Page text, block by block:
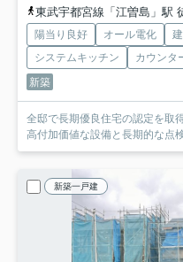
東武宇都宮線「江曽島」駅
陽当り良好 オール電化
システムキッチン
カウンタ
新築
全邸で長期優良住宅の認定を取
高付加価値な設備と長期的な点
新築一戸建